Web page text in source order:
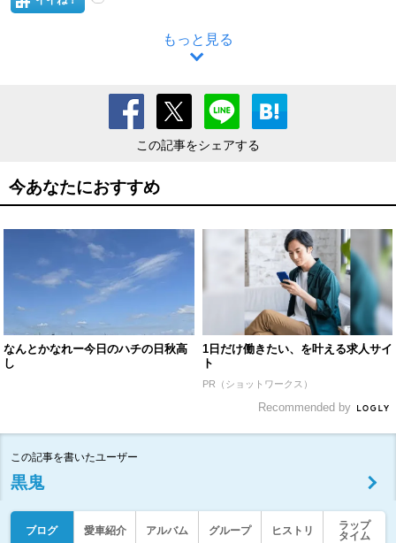
もっと見る
この記事をシェアする
今あなたにおすすめ
なんとかなれー今日のハチの日秋高
し
1日だけ働きたい、を叶える求人サイ
ト
PR（ショットワークス）
Recommended by
この記事を書いたユーザー
黒鬼
ブログ 愛車紹介 アルバム グループ ヒストリ
ラップ
タイム